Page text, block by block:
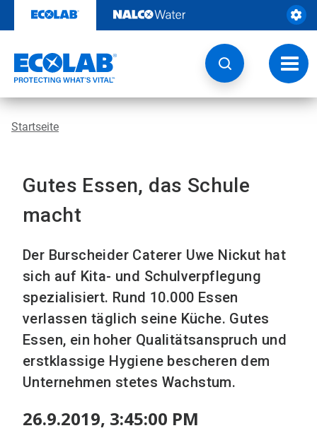
Inhalt
Startseite
Gutes Essen, das Schule
macht
Der Burscheider Caterer Uwe Nickut hat
sich auf Kita- und Schulverpflegung
spezialisiert. Rund 10.000 Essen
verlassen täglich seine Küche. Gutes
Essen, ein hoher Qualitätsanspruch und
erstklassige Hygiene bescheren dem
Unternehmen stetes Wachstum.
26.9.2019, 3:45:00 PM